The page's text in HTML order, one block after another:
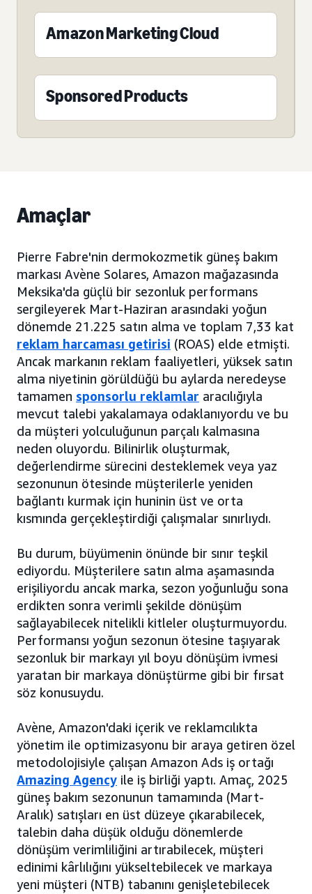
Amazon Marketing Cloud
Sponsored Products
Amaçlar
Pierre Fabre'nin dermokozmetik güneş bakım
markası Avène Solares, Amazon mağazasında
Meksika'da güçlü bir sezonluk performans
sergileyerek Mart-Haziran arasındaki yoğun
dönemde 21.225 satın alma ve toplam 7,33 kat
reklam harcaması getirisi (ROAS) elde etmişti.
Ancak markanın reklam faaliyetleri, yüksek satın
alma niyetinin görüldüğü bu aylarda neredeyse
tamamen sponsorlu reklamlar aracılığıyla
mevcut talebi yakalamaya odaklanıyordu ve bu
da müşteri yolculuğunun parçalı kalmasına
neden oluyordu. Bilinirlik oluşturmak,
değerlendirme sürecini desteklemek veya yaz
sezonunun ötesinde müşterilerle yeniden
bağlantı kurmak için huninin üst ve orta
kısmında gerçekleştirdiği çalışmalar sınırlıydı.
Bu durum, büyümenin önünde bir sınır teşkil
ediyordu. Müşterilere satın alma aşamasında
erişiliyordu ancak marka, sezon yoğunluğu sona
erdikten sonra verimli şekilde dönüşüm
sağlayabilecek nitelikli kitleler oluşturmuyordu.
Performansı yoğun sezonun ötesine taşıyarak
sezonluk bir markayı yıl boyu dönüşüm ivmesi
yaratan bir markaya dönüştürme gibi bir fırsat
söz konusuydu.
Avène, Amazon'daki içerik ve reklamcılıkta
yönetim ile optimizasyonu bir araya getiren özel
metodolojisiyle çalışan Amazon Ads iş ortağı
Amazing Agency ile iş birliği yaptı. Amaç, 2025
güneş bakım sezonunun tamamında (Mart-
Aralık) satışları en üst düzeye çıkarabilecek,
talebin daha düşük olduğu dönemlerde
dönüşüm verimliliğini artırabilecek, müşteri
edinimi kârlılığını yükseltebilecek ve markaya
yeni müşteri (NTB) tabanını genişletebilecek